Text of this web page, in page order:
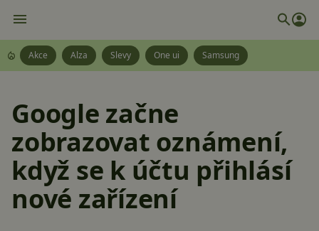
Akce Alza Slevy One ui Samsung
Google začne
zobrazovat oznámení,
když se k účtu přihlásí
nové zařízení